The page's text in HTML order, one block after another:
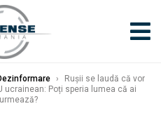
›
Rușii se laudă că vor
ucrainean: Poți speria lumea că ai